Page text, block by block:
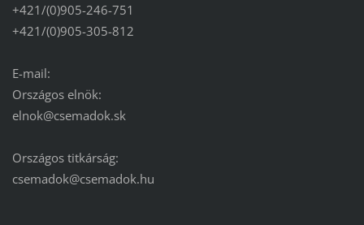
+421/(0)905-246-751
+421/(0)905-305-812
E-mail:
Országos elnök:
elnok@csemadok.sk
Országos titkárság:
csemadok@csemadok.hu